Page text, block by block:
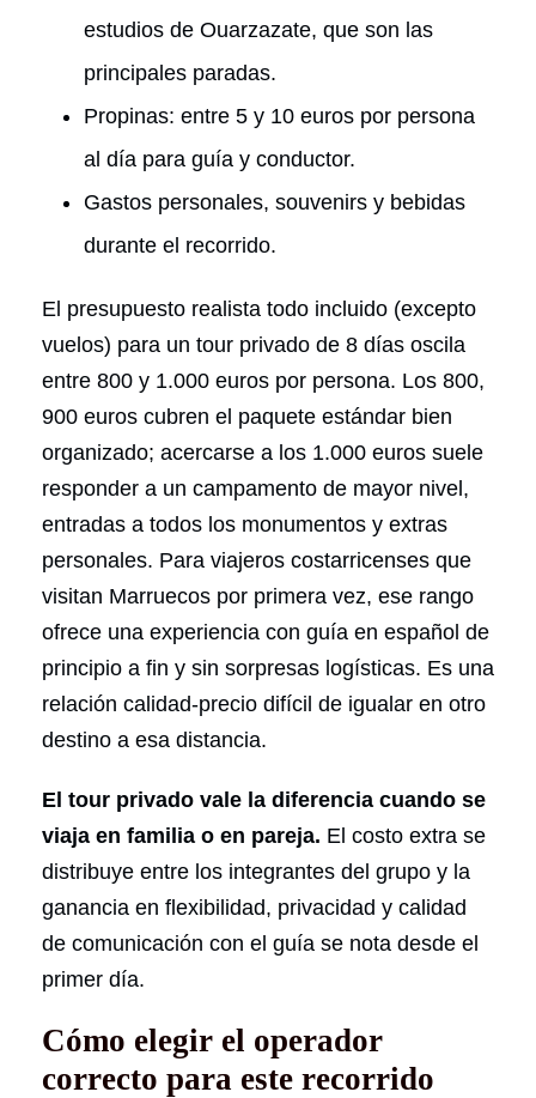
estudios de Ouarzazate, que son las
principales paradas.
Propinas: entre 5 y 10 euros por persona
al día para guía y conductor.
Gastos personales, souvenirs y bebidas
durante el recorrido.
El presupuesto realista todo incluido (excepto
vuelos) para un tour privado de 8 días oscila
entre 800 y 1.000 euros por persona. Los 800,
900 euros cubren el paquete estándar bien
organizado; acercarse a los 1.000 euros suele
responder a un campamento de mayor nivel,
entradas a todos los monumentos y extras
personales. Para viajeros costarricenses que
visitan Marruecos por primera vez, ese rango
ofrece una experiencia con guía en español de
principio a fin y sin sorpresas logísticas. Es una
relación calidad-precio difícil de igualar en otro
destino a esa distancia.
El tour privado vale la diferencia cuando se
viaja en familia o en pareja. El costo extra se
distribuye entre los integrantes del grupo y la
ganancia en flexibilidad, privacidad y calidad
de comunicación con el guía se nota desde el
primer día.
Cómo elegir el operador
correcto para este recorrido